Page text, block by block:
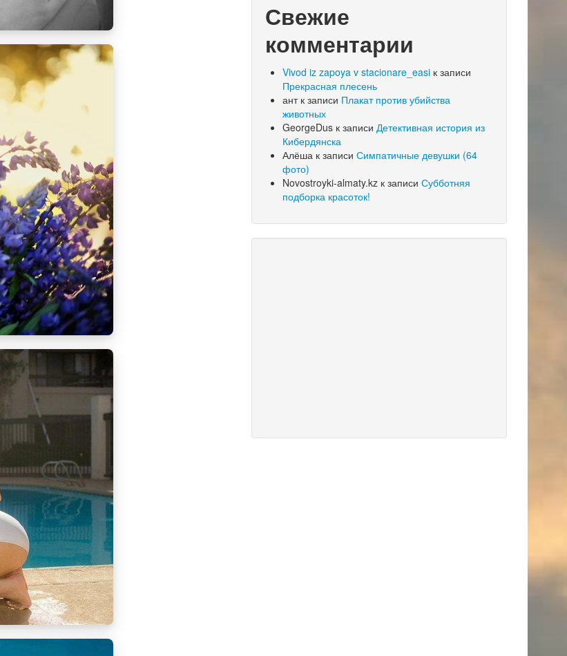
Свежие
комментарии
Vivod iz zapoya v stacionare_easi к записи
Прекрасная плесень
антк записи Плакат против убийства
животных
GeorgeDus к записи Детективная история из
Кибердянска
Алёша к записи Симпатичные девушки (64
фото)
Novostroyki-almaty.kz к записи Субботняя
подборка красоток!